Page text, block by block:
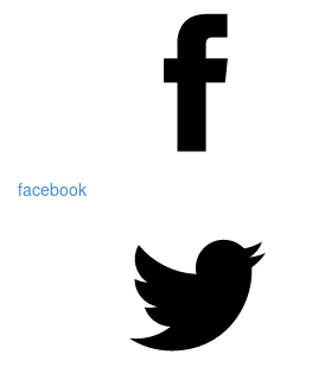
facebook